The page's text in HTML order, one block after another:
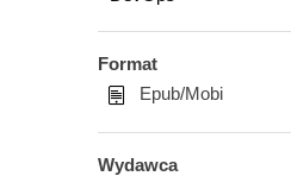
Format
Epub/Mobi
Wydawca